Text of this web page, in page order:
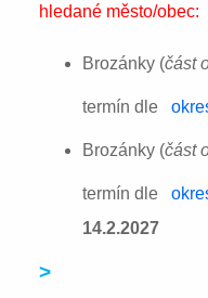
hledané město/obec:
Brozánky (část
termín dle
Brozánky (část
termín dle
14.2.2027
>